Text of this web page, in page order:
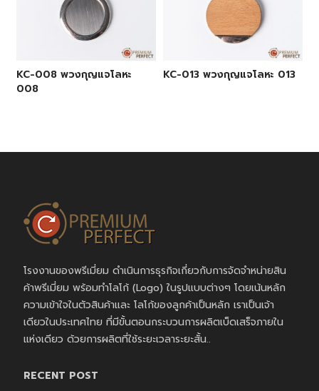
KC-008 พวงกุญแจโลหะ
008
KC-013 พวงกุญแจโลหะ 013
โรงงานของพรีเมี่ยม ดำเนินการธุรกิจเกี่ยวกับการจัดจำหน่ายสิน
ค้าพรีเมี่ยม พร้อมทำโลโก้ (Logo) ในรูปแบบต่างๆ โดยเน้นหลัก
ความเข้าใจในตัวสินค้าและ โลโก้ของลูกค้าเป็นหลัก เราเป็นเจ้า
เดียวในประเทศไทย ที่มีขั้นตอนกระบวนการผลิตเบ็ดเสร็จภายใน
แห่งเดียว ด้วยการผลิตที่ใช้ระยะเวลาระยะสั้น..
RECENT POST